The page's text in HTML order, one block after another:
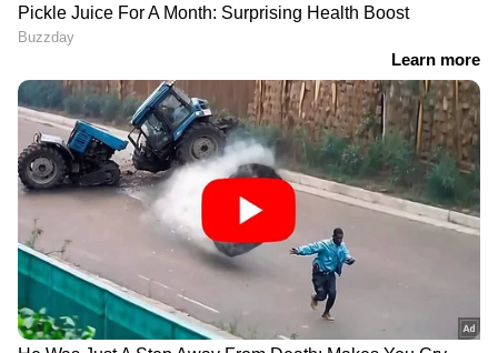
ചെയ്യുന്ന ഉമാങ്
പോർട്ടലിൽ ഗുരുതര
സുരക്ഷാ പിഴവെന്ന്
റിപ്പോർട്ട്;
പരിഹരിക്കുമെന്ന് ഐടി
മന്ത്രാലയം
ബസിൽ സീറ്റിനടുത്ത് വന്ന്
ന​ഗ്നതാപ്രദർശനം,
യുവാവിനെ
കൈകാര്യംചെയ്ത്
പെൺകുട്ടി; കൈയടിച്ച്
സോഷ്യൽമീഡിയ